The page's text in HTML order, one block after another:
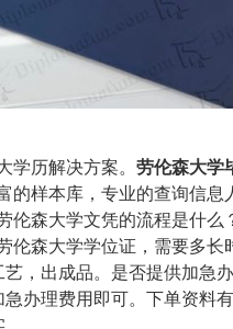
学历解决方案。 劳伦森大学
的样本库，专业的查询信
伦森大学文凭的流程是什
伦森大学学位证，需要多长
，出成品。是否提供加急
办理费用即可。下单资料